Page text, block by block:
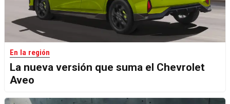
En la región
La nueva versión que suma el Chevrolet
Aveo